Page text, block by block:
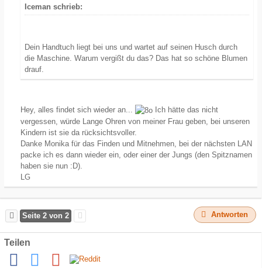
Iceman schrieb:
Dein Handtuch liegt bei uns und wartet auf seinen Husch durch
die Maschine. Warum vergißt du das? Das hat so schöne Blumen
drauf.
Hey, alles findet sich wieder an...
Ich hätte das nicht
vergessen, würde Lange Ohren von meiner Frau geben, bei unseren
Kindern ist sie da rücksichtsvoller.
Danke Monika für das Finden und Mitnehmen, bei der nächsten LAN
packe ich es dann wieder ein, oder einer der Jungs (den Spitznamen
haben sie nun :D).
LG
Seite 2 von 2 Antworten
Teilen